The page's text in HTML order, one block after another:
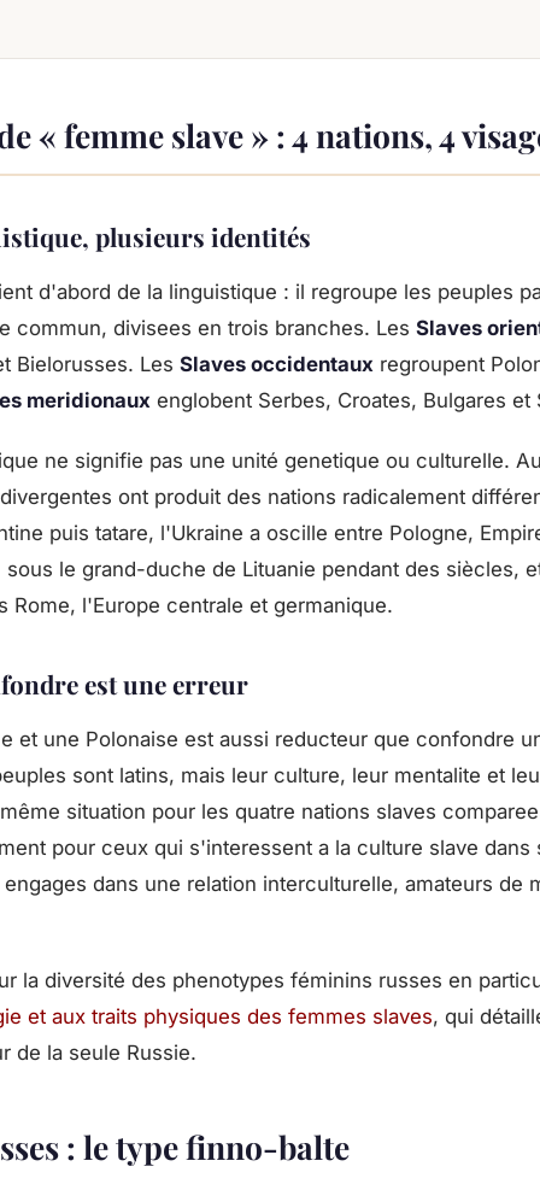
« femme slave » : 4 nations, 4
plusieurs identités
d'abord de la linguistique : il regroupe les peuples
commun, divisees en trois branches. Les Slaves
Bielorusses. Les Slaves occidentaux regroupent
meridionaux englobent Serbes, Croates, Bulgares et
ne signifie pas une unité genetique ou culturelle.
ont produit des nations radicalement
puis tatare, l'Ukraine a oscille entre Pologne,
le grand-duche de Lituanie pendant des siècles,
Rome, l'Europe centrale et germanique.
est une erreur
et une Polonaise est aussi reducteur que confondre
sont latins, mais leur culture, leur mentalite et
situation pour les quatre nations slaves
pour ceux qui s'interessent a la culture slave dans
dans une relation interculturelle, amateurs de
la diversité des phenotypes féminins russes en
et aux traits physiques des femmes slaves, qui
de la seule Russie.
: le type finno-balte